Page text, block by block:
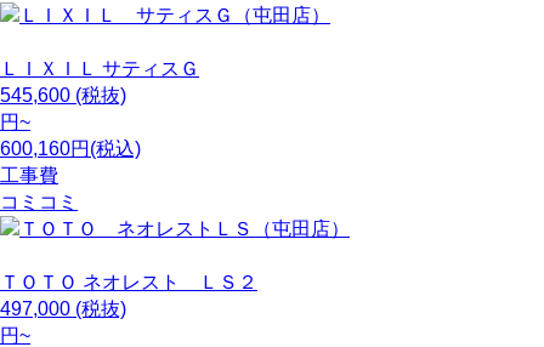
ＬＩＸＩＬ サティスＧ
545,600 (税抜)
円~
600,160円(税込)
工事費
コミコミ
ＴＯＴＯ ネオレスト ＬＳ２
497,000 (税抜)
円~